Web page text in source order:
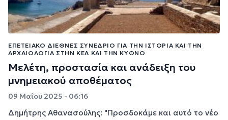
ΕΠΕΤΕΙΑΚΌ ΔΙΕΘΝΈΣ ΣΥΝΈΔΡΙΟ ΓΙΑ ΤΗΝ ΙΣΤΟΡΊΑ ΚΑΙ ΤΗΝ
ΑΡΧΑΙΟΛΟΓΊΑ ΣΤΗΝ ΚΈΑ ΚΑΙ ΤΗΝ ΚΎΘΝΟ
Μελέτη, προστασία και ανάδειξη του
μνημειακού αποθέματος
09 Μαΐου 2025 - 06:16
Δημήτρης Αθανασούλης: "Προσδοκάμε και αυτό το νέο